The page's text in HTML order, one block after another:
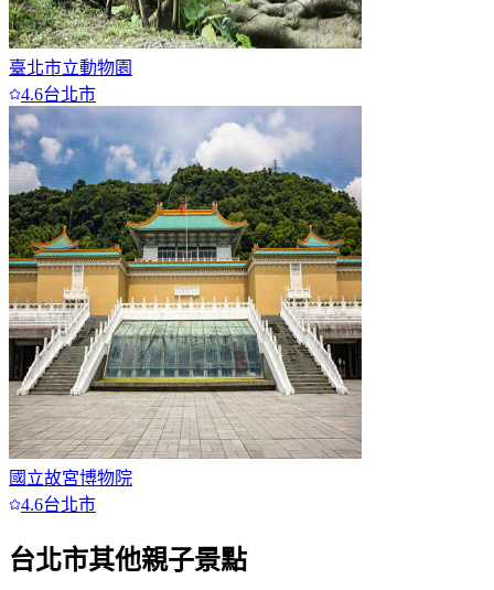
臺北市立動物園
4.6台北市
國立故宮博物院
4.6台北市
台北市其他親子景點